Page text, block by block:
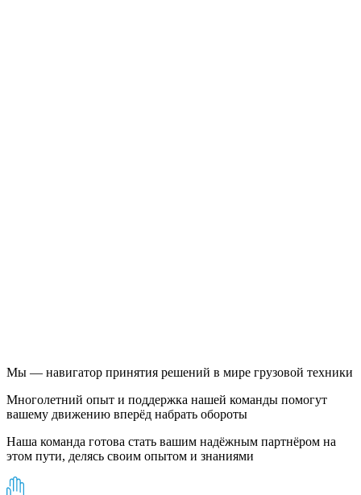
Мы — навигатор принятия решений в мире грузовой техники
Многолетний опыт и поддержка нашей команды помогут
вашему движению вперёд набрать обороты
Наша команда готова стать вашим надёжным партнёром на
этом пути, делясь своим опытом и знаниями